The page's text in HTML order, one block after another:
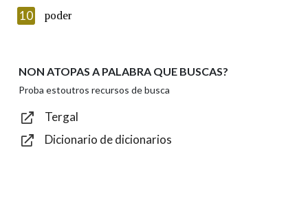
Enviar
10 poder
NON ATOPAS A PALABRA QUE BUSCAS?
Proba estoutros recursos de busca
Tergal
Dicionario de dicionarios